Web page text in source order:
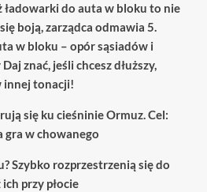
ładowarki do auta w bloku to nie
boją, zarządca odmawia 5.
w bloku – opór sąsiadów i
znać, jeśli chcesz dłuższy,
innej tonacji!
się ku cieśninie Ormuz. Cel:
gra w chowanego
Szybko rozprzestrzenią się do
przy płocie